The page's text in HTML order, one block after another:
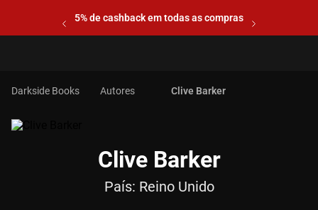
5% de cashback em todas as compras
Autores Clive Barker
Clive Barker
País: Reino Unido